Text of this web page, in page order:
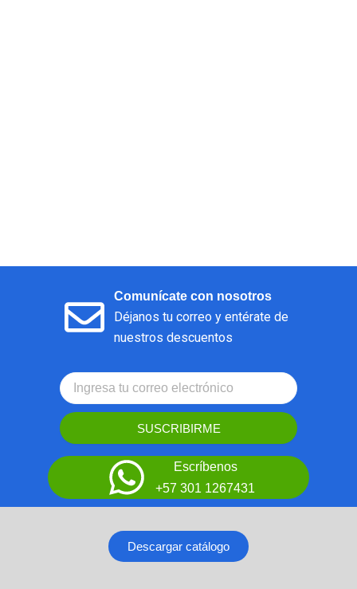
Comunícate con nosotros
Déjanos tu correo y entérate de
nuestros descuentos
SUSCRIBIRME
Escríbenos
+57 301 1267431
Descargar catálogo